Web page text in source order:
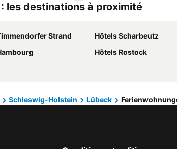
les destinations à proximité
Strand Hôtels Scharbeutz
Hôtels Rostock
Schleswig-Holstein Lübeck